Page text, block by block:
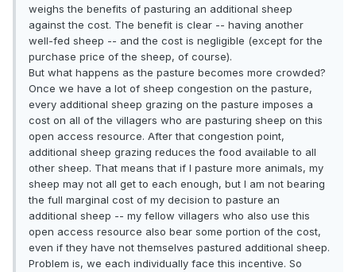
weighs the benefits of pasturing an additional sheep
against the cost. The benefit is clear -- having another
well-fed sheep -- and the cost is negligible (except for the
purchase price of the sheep, of course).
But what happens as the pasture becomes more crowded?
Once we have a lot of sheep congestion on the pasture,
every additional sheep grazing on the pasture imposes a
cost on all of the villagers who are pasturing sheep on this
open access resource. After that congestion point,
additional sheep grazing reduces the food available to all
other sheep. That means that if I pasture more animals, my
sheep may not all get to each enough, but I am not bearing
the full marginal cost of my decision to pasture an
additional sheep -- my fellow villagers who also use this
open access resource also bear some portion of the cost,
even if they have not themselves pastured additional sheep.
Problem is, we each individually face this incentive. So